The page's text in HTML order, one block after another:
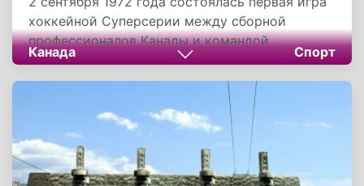
хоккейной Суперсерии между сборной
профессионалов Канады и командой
Советского Союза. На мачте присутствовало
18 818 зрителей. По телевизору за встречей
наблюдали миллионы человек в Северной
Америке, СССР и Европе. Несмотря на то, что
фаворитами считались канадцы, советские
хоккеисты сумели навязать им
комбинационную игру и одержали уверенную
Канада Спорт